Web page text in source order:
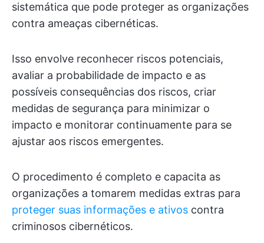
sistemática que pode proteger as organizações
contra ameaças cibernéticas.
Isso envolve reconhecer riscos potenciais,
avaliar a probabilidade de impacto e as
possíveis consequências dos riscos, criar
medidas de segurança para minimizar o
impacto e monitorar continuamente para se
ajustar aos riscos emergentes.
O procedimento é completo e capacita as
organizações a tomarem medidas extras para
proteger suas informações e ativos contra
criminosos cibernéticos.